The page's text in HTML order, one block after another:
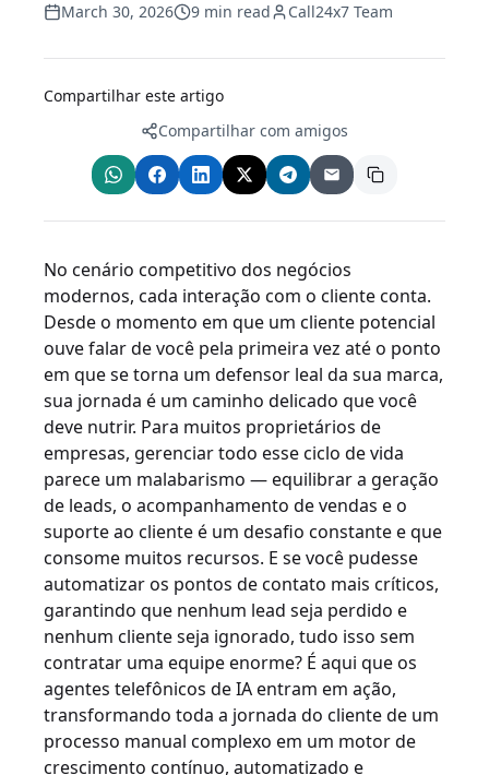
March 30, 2026 9 min read Call24x7 Team
Compartilhar este artigo
Compartilhar com amigos
No cenário competitivo dos negócios
modernos, cada interação com o cliente conta.
Desde o momento em que um cliente potencial
ouve falar de você pela primeira vez até o ponto
em que se torna um defensor leal da sua marca,
sua jornada é um caminho delicado que você
deve nutrir. Para muitos proprietários de
empresas, gerenciar todo esse ciclo de vida
parece um malabarismo — equilibrar a geração
de leads, o acompanhamento de vendas e o
suporte ao cliente é um desafio constante e que
consome muitos recursos. E se você pudesse
automatizar os pontos de contato mais críticos,
garantindo que nenhum lead seja perdido e
nenhum cliente seja ignorado, tudo isso sem
contratar uma equipe enorme? É aqui que os
agentes telefônicos de IA entram em ação,
transformando toda a jornada do cliente de um
processo manual complexo em um motor de
crescimento contínuo, automatizado e